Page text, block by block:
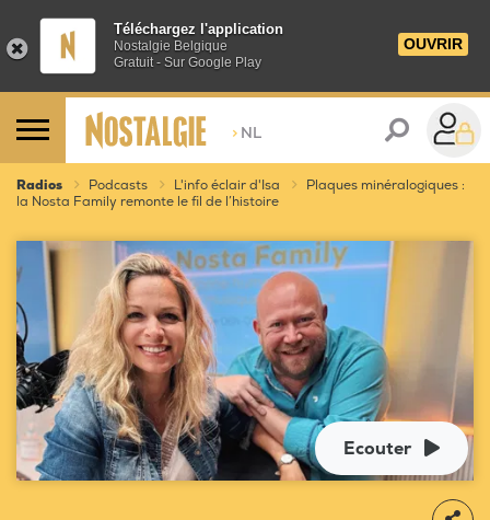
Téléchargez l'application
Nostalgie Belgique
Gratuit - Sur Google Play
OUVRIR
> NL
Radios Podcasts L'info éclair d'Isa
Plaques minéralogiques :
la Nosta Family remonte le fil de l’histoire
Ecouter